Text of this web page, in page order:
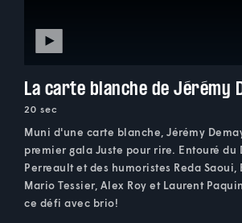
La carte blanche de Jérémy
20 sec
Muni d'une carte blanche, Jérémy
premier gala Juste pour rire. Entouré du
Perreault et des humoristes Reda Saoui,
Mario Tessier, Alex Roy et Laurent
ce défi avec brio!